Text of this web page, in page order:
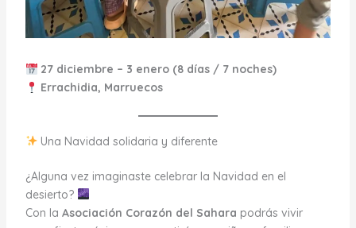
27 diciembre – 3 enero (8 días / 7 noches)
Errachidia, Marruecos
Una Navidad solidaria y diferente
¿Alguna vez imaginaste celebrar la Navidad en el
desierto?
Con la Asociación Corazón del Sahara podrás vivir